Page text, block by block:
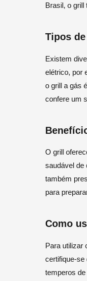
Brasil, o grill
Tipos de
Existem
elétrico, por
o grill a gás
confere um
O grill
saudável de
também
para
Como
Para utilizar
certifique-se
temperos